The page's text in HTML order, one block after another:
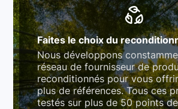
Faites le choix du
Nous développons
réseau de fournisseur de
reconditionnés pour vous
plus de références. Tous ces
testés sur plus de 50 points